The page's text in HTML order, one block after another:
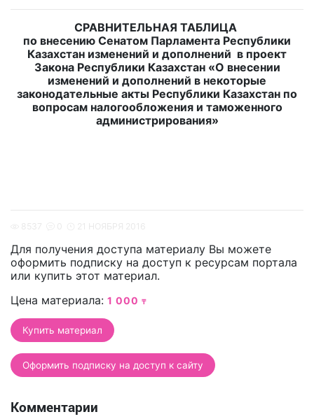
СРАВНИТЕЛЬНАЯ ТАБЛИЦА
по внесению Сенатом Парламента Республики
Казахстан изменений и дополнений в проект
Закона Республики Казахстан «О внесении
изменений и дополнений в некоторые
законодательные акты Республики Казахстан по
вопросам налогообложения и таможенного
администрирования»
Для получения доступа материалу Вы можете
оформить подписку на доступ к ресурсам портала
или купить этот материал.
Цена материала: 1 000 ₸
Оформить подписку на доступ к сайту
Комментарии